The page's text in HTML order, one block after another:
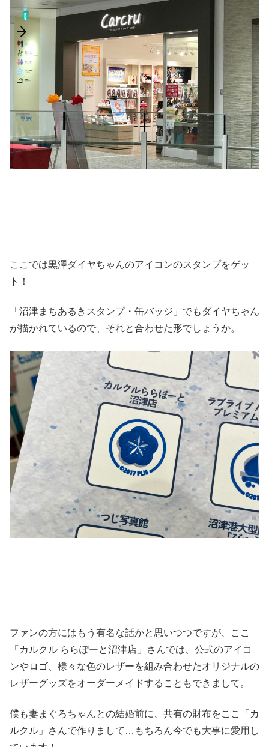
ここでは黒澤ダイヤちゃんのアイコンのスタンプをゲッ
ト！
「沼津まちあるきスタンプ・缶バッジ」でもダイヤちゃん
が描かれているので、それと合わせた形でしょうか。
ファンの方にはもう有名な話かと思いつつですが、ここ
「カルクル ららぽーと沼津店」さんでは、公式のアイコ
ンやロゴ、様々な色のレザーを組み合わせたオリジナルの
レザーグッズをオーダーメイドすることもできまして。
僕も妻まぐろちゃんとの結婚前に、共有の財布をここ「カ
ルクル」さんで作りまして…もちろん今でも大事に愛用し